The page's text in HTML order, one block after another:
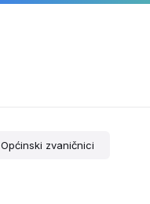
Općinski zvaničnici